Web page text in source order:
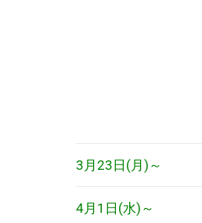
3月23日(月)～
4月1日(水)～